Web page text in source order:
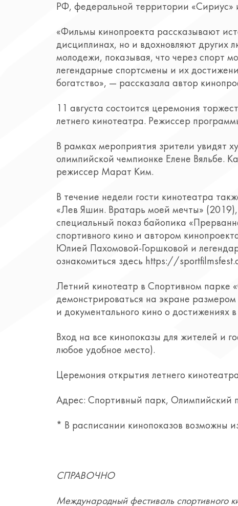
РФ, федеральной территории «Сириус»
«Фильмы кинопроекта рассказывают
дисциплинах, но и вдохновляют других
молодежи, показывая, что через спорт
легендарные спортсмены и их
богатство», — рассказала автор
11 августа состоится церемония
летнего кинотеатра. Режиссер
В рамках мероприятия зрители увидят
олимпийской чемпионке Елене Вяльбе.
режиссер Марат Ким.
В течение недели гости кинотеатра
«Лев Яшин. Вратарь моей мечты»
специальный показ байопика
спортивного кино и автором
Юлией Пахомовой-Горшковой и
ознакомиться здесь https://
Летний кинотеатр в Спортивном парке
демонстрироваться на экране
и документального кино о достижениях
Вход на все кинопоказы для жителей и
любое удобное место).
Церемония открытия летнего
Адрес: Спортивный парк, Олимпийский
* В расписании кинопоказов возможны
СПРАВОЧНО
Международный фестиваль спортивного